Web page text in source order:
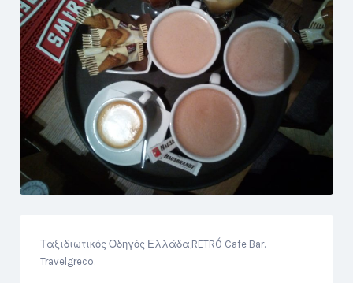
Bar
Ταξιδιωτικός Οδηγός Ελλάδα,RETRÓ Cafe Bar.
Travelgreco.